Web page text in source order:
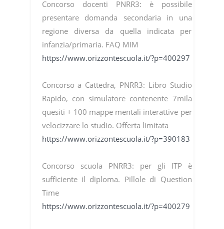
Concorso docenti PNRR3: è possibile
presentare domanda secondaria in una
regione diversa da quella indicata per
infanzia/primaria. FAQ MIM
https://www.orizzontescuola.it/?p=400297
Concorso a Cattedra, PNRR3: Libro Studio
Rapido, con simulatore contenente 7mila
quesiti + 100 mappe mentali interattive per
velocizzare lo studio. Offerta limitata
https://www.orizzontescuola.it/?p=390183
Concorso scuola PNRR3: per gli ITP è
sufficiente il diploma. Pillole di Question
Time
https://www.orizzontescuola.it/?p=400279